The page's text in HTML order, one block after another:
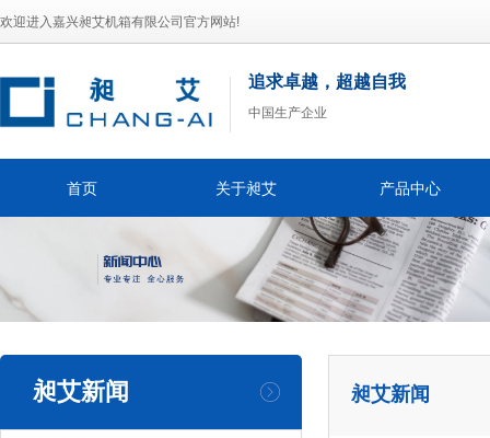
欢迎进入嘉兴昶艾机箱有限公司官方网站!
追求卓越，超越自我
中国生产企业
首页 关于昶艾 产品中心
昶艾新闻 昶艾新闻